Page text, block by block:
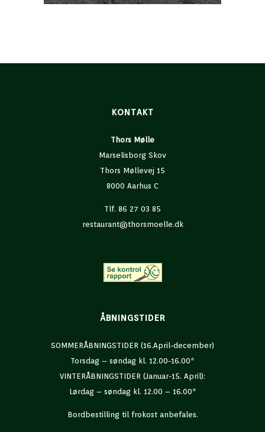
KONTAKT
Thors Mølle
Marselisborg Skov
Thors Møllevej 15
8000 Aarhus C
Tlf. 86 27 03 85
restaurant@thorsmoelle.dk
ÅBNINGSTIDER
SOMMERÅBNINGSTIDER (16.April-december)
Torsdag – søndag kl. 12.00-16.00*
VINTERÅBNINGSTIDER (Januar-15. April):
Lørdag – søndag kl. 12.00 – 16.00*
Bordbestilling til frokost anbefales.